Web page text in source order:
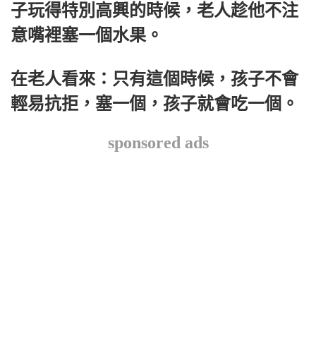
子玩得特別高興的時候，老人趁他不注
意嘴裡塞一個水果。
在老人看來：只有這個時候，孩子不會
輕易抗拒，塞一個，孩子就會吃一個。
sponsored ads